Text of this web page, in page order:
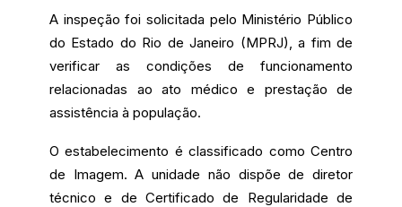
A inspeção foi solicitada pelo Ministério Público
do Estado do Rio de Janeiro (MPRJ), a fim de
verificar as condições de funcionamento
relacionadas ao ato médico e prestação de
assistência à população.
O estabelecimento é classificado como Centro
de Imagem. A unidade não dispõe de diretor
técnico e de Certificado de Regularidade de